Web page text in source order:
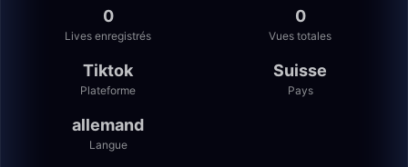
0
Lives enregistrés
0
Vues totales
Tiktok
Plateforme
Suisse
Pays
allemand
Langue